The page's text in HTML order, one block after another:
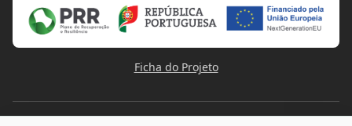
Ficha do Projeto